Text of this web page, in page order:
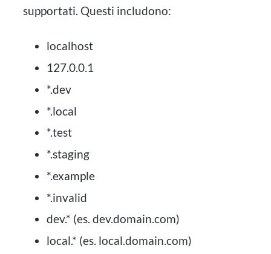
supportati. Questi includono:
localhost
127.0.0.1
*.dev
*.local
*.test
*.staging
*.example
*.invalid
dev.* (es. dev.domain.com)
local.* (es. local.domain.com)